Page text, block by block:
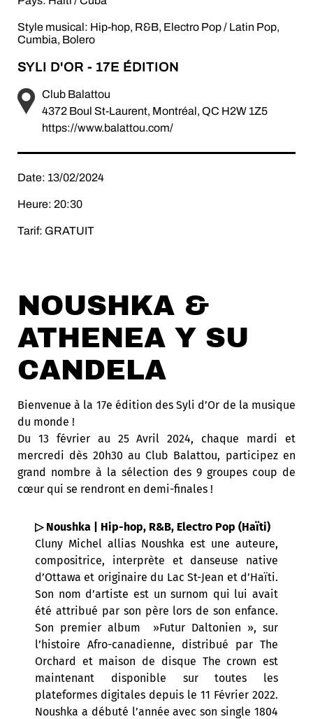
Style musical: Hip-hop, R&B, Electro Pop / Latin Pop,
Cumbia, Bolero
SYLI D'OR - 17E ÉDITION
Club Balattou
4372 Boul St-Laurent, Montréal, QC H2W 1Z5
https://www.balattou.com/
Date: 13/02/2024
Heure: 20:30
Tarif: GRATUIT
NOUSHKA &
ATHENEA Y SU
CANDELA
Bienvenue à la 17e édition des Syli d’Or de la musique
du monde !
Du 13 février au 25 Avril 2024, chaque mardi et
mercredi dès 20h30 au Club Balattou, participez en
grand nombre à la sélection des 9 groupes coup de
cœur qui se rendront en demi-finales !
▷ Noushka | Hip-hop, R&B, Electro Pop (Haïti)
Cluny Michel allias Noushka est une auteure,
compositrice, interprète et danseuse native
d’Ottawa et originaire du Lac St-Jean et d’Haïti.
Son nom d’artiste est un surnom qui lui avait
été attribué par son père lors de son enfance.
Son premier album »Futur Daltonien », sur
l’histoire Afro-canadienne, distribué par The
Orchard et maison de disque The crown est
maintenant disponible sur toutes les
plateformes digitales depuis le 11 Février 2022.
Noushka a débuté l’année avec son single 1804